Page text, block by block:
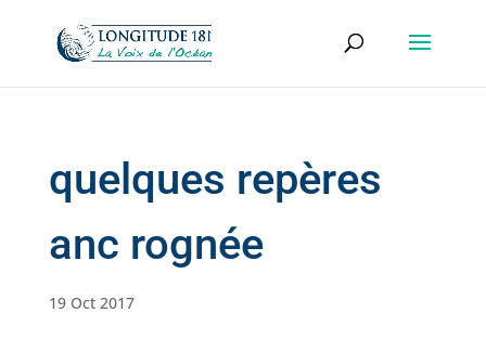
quelques repères
anc rognée
19 Oct 2017